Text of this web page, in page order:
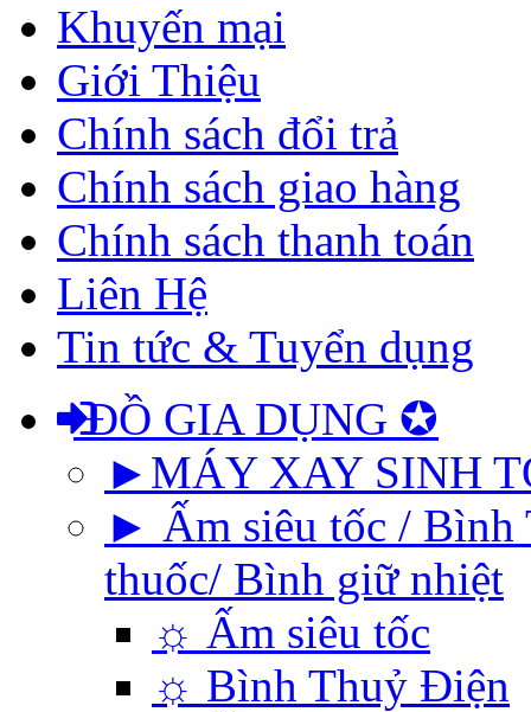
Khuyến mại
Giới Thiệu
Chính sách đổi trả
Chính sách giao hàng
Chính sách thanh toán
Liên Hệ
Tin tức & Tuyển dụng
ĐỒ GIA DỤNG ✪
►MÁY XAY SINH
► Ấm siêu tốc / Bình
thuốc/ Bình giữ nhiệt
☼ Ấm siêu tốc
☼ Bình Thuỷ Điện